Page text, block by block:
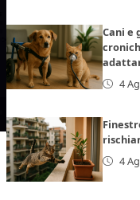
Cani e
4
4